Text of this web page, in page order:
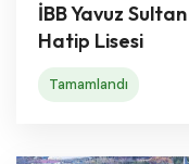
İBB Yavuz
Hatip Lisesi
Tamamlandı